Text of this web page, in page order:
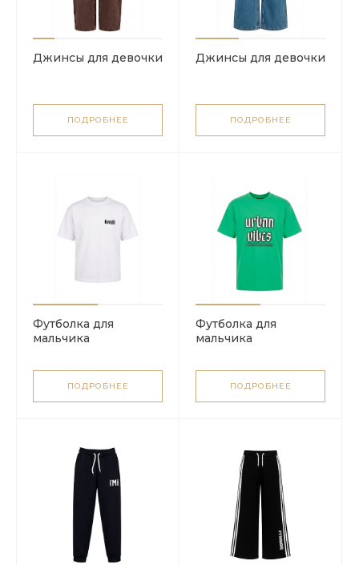
Джинсы для девочки
ПОДРОБНЕЕ
Джинсы для девочки
ПОДРОБНЕЕ
Футболка для
мальчика
ПОДРОБНЕЕ
Футболка для
мальчика
ПОДРОБНЕЕ